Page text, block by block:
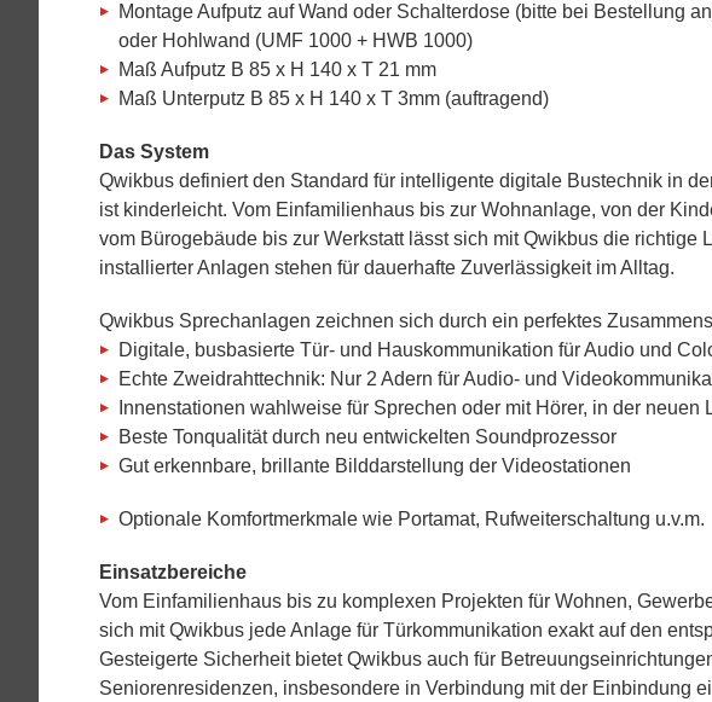
Montage Aufputz auf Wand oder Schalterdose (bitte bei Bestellung
oder Hohlwand (UMF 1000 + HWB 1000)
Maß Aufputz B 85 x H 140 x T 21 mm
Maß Unterputz B 85 x H 140 x T 3mm (auftragend)
Das System
Qwikbus definiert den Standard für intelligente digitale Bustechnik in
ist kinderleicht. Vom Einfamilienhaus bis zur Wohnanlage, von der
vom Bürogebäude bis zur Werkstatt lässt sich mit Qwikbus die richtige
installierter Anlagen stehen für dauerhafte Zuverlässigkeit im Alltag.
Qwikbus Sprechanlagen zeichnen sich durch ein perfektes
Digitale, busbasierte Tür- und Hauskommunikation für Audio und
Echte Zweidrahttechnik: Nur 2 Adern für Audio- und
Innenstationen wahlweise für Sprechen oder mit Hörer, in der neuen
Beste Tonqualität durch neu entwickelten Soundprozessor
Gut erkennbare, brillante Bilddarstellung der Videostationen
Optionale Komfortmerkmale wie Portamat, Rufweiterschaltung u.v.m.
Einsatzbereiche
Vom Einfamilienhaus bis zu komplexen Projekten für Wohnen,
sich mit Qwikbus jede Anlage für Türkommunikation exakt auf den
Gesteigerte Sicherheit bietet Qwikbus auch für
Seniorenresidenzen, insbesondere in Verbindung mit der Einbindung